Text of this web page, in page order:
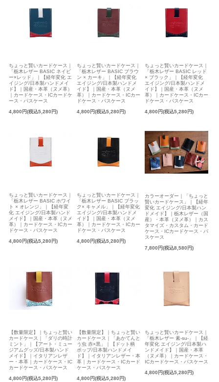
ちょっと賢いカードケース｜
「栃木レザー BASIC ネイビ
ー×レッド」｜【経年変化 エ
イジング/日本製ハンドメイ
ド】｜国産・本革（ヌメ革）
｜カードケース・ICカードケ
ース・パスケース
4,800円(税込5,280円)
ちょっと賢いカードケース｜
「栃木レザー BASIC ブラウ
ン × カーキ」｜【経年変化
エイジング/日本製ハンドメ
イド】｜国産・本革（ヌメ
革）｜カードケース・ICカー
ドケース・パスケース
4,800円(税込5,280円)
ちょっと賢いカードケース｜
「栃木レザー BASIC レッド
× ブラック」｜【経年変化
エイジング/日本製ハンドメ
イド】｜国産・本革（ヌメ
革）｜カードケース・ICカー
ドケース・パスケース
4,800円(税込5,280円)
ちょっと賢いカードケース｜
「栃木レザー BASIC ホワイ
ト × オレンジ」｜【経年変
化 エイジング/日本製ハンド
メイド】｜国産・本革（ヌメ
革）｜カードケース・ICカー
ドケース・パスケース
4,800円(税込5,280円)
ちょっと賢いカードケース｜
「栃木レザー BASIC ブラッ
ク× キャメル」｜【経年変化
エイジング/日本製ハンドメ
イド】｜国産・本革（ヌメ
革）｜カードケース・ICカー
ドケース・パスケース
4,800円(税込5,280円)
カラーオーダー｜「ちょっと
賢いカードケース」｜【経年
変化 エイジング/日本製ハン
ドメイド】｜栃木レザー（国
産）・本革（ヌメ革）｜カス
タマイズ・カスタム・カード
ケース・ICカードケース・パ
スケース
7,800円(税込8,580円)
【数量限定】｜ちょっと賢い
カードケース｜「ダリの時計
ミント」｜【アート・ミュー
ジアムグッズ/日本製ハンド
メイド】｜イタリアンレザ
ー・本革｜カードケース・IC
カードケース・パスケース
4,800円(税込5,280円)
【数量限定】｜ちょっと賢い
カードケース｜「あかてんと
う虫 赤×黒」｜【ドット柄
ポップ/日本製ハンドメイ
ド】｜イタリアンレザー・本
革｜カードケース・ICカード
ケース・パスケース
4,800円(税込5,280円)
ちょっと賢いカードケース｜
「栃木レザー 素-su-」｜【経
年変化 エイジング/日本製ハ
ンドメイド】｜国産・本革
（ヌメ革）｜カードケース・
ICカードケース・パスケース
4,800円(税込5,280円)